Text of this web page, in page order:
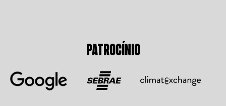
PATROCÍNIO